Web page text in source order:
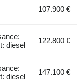
107.900 €
diesel
122.800 €
diesel
147.100 €